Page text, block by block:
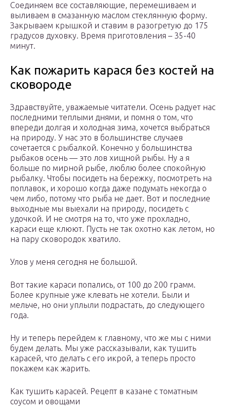
Соединяем все составляющие, перемешиваем и
выливаем в смазанную маслом стеклянную форму.
Закрываем крышкой и ставим в разогретую до 175
градусов духовку. Время приготовления – 35-40
минут.
Как пожарить карася без костей на
сковороде
Здравствуйте, уважаемые читатели. Осень радует нас
последними теплыми днями, и помня о том, что
впереди долгая и холодная зима, хочется выбраться
на природу. У нас это в большинстве случаев
сочетается с рыбалкой. Конечно у большинства
рыбаков осень — это лов хищной рыбы. Ну а я
больше по мирной рыбе, люблю более спокойную
рыбалку. Чтобы посидеть на бережку, посмотреть на
поплавок, и хорошо когда даже подумать некогда о
чем либо, потому что рыба не дает. Вот и последние
выходные мы выехали на природу, посидеть с
удочкой. И не смотря на то, что уже прохладно,
караси еще клюют. Пусть не так охотно как летом, но
на пару сковородок хватило.
Улов у меня сегодня не большой.
Вот такие караси попались, от 100 до 200 грамм.
Более крупные уже клевать не хотели. Были и
мельче, но они уплыли подрастать, до следующего
года.
Ну и теперь перейдем к главному, что же мы с ними
будем делать. Мы уже рассказывали, как тушить
карасей, что делать с его икрой, а теперь просто
покажем как жарить.
Как тушить карасей. Рецепт в казане с томатным
соусом и овощами